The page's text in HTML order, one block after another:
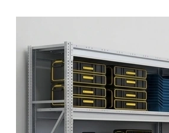
МЕТАЛЛИЧЕСКИЕ ШКАФЫ
СЕЙФЫ
ПРОМЫШЛЕННАЯ МЕБЕЛЬ